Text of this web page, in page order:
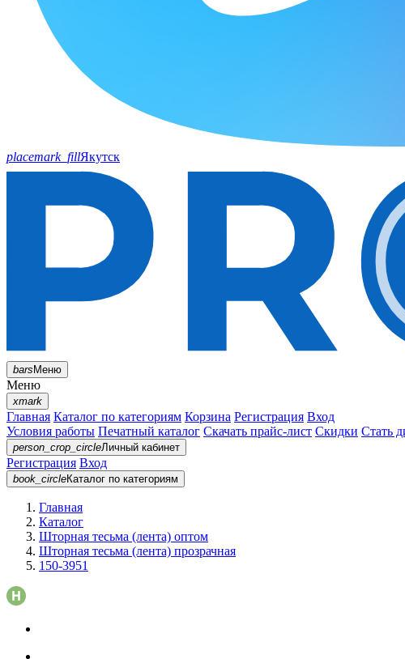
placemark_fillЯкутск
barsМеню
Меню
xmark
Главная Каталог по категориям Корзина Регистрация Вход
Условия работы Печатный каталог Скачать прайс-лист Скидки Стать
person_crop_circleЛичный кабинет
Регистрация Вход
book_circleКаталог по категориям
Главная
Каталог
Шторная тесьма (лента) оптом
Шторная тесьма (лента) прозрачная
150-3951